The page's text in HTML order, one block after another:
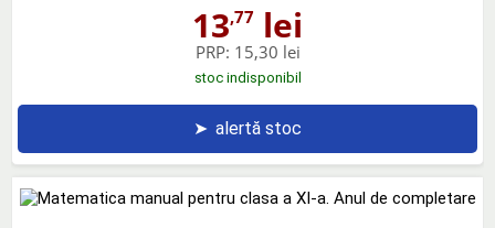
13,77 lei
PRP: 15,30 lei
stoc indisponibil
➤ alertă stoc